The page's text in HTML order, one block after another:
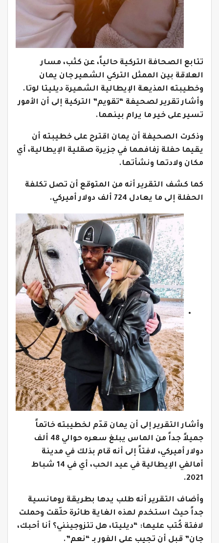
تتابع الصحافة التركية حالياً، عن كثب، مسار
العلاقة بين الممثل التركي الشهير جان يمان
وخطيبته المذيعة الإيطالية الشهيرة ديليتا لوتا.
وأشار تقرير لصحيفة “تقويم” التركية إلى أن الأمور
تسير على خير ما يرام بينهما.
وذكرت الصحيفة أن يمان اقترح على خطيبته أن
يقيما حفلة زفافهما في جزيرة صقلية الإيطالية، أي
مكان ولادتها ونشأتها.
كما كشف التقرير أنه من المتوقع أن تصل تكلفة
الحفلة إلى ما يعادل 724 ألف دولار أميركي.
وأشار التقرير إلى أن يمان قدّم لخطيبته خاتماً
جميلاً جداً من الماس يبلغ سعره حوالي 48 ألف
دولار أميركي، لافتاً إلى أنه قام بذلك في مدينة
أمالفي الإيطالية في عيد الحب، أي في 14 شباط
2021.
وأضاف التقرير أنه طلب يدها بطريقة رومانسية
جداً حيث استخدم لهذه الغاية طائرة حلّقت وحملت
لافتة كُتب عليها: “ديليتا، هل تتزوجينني؟ أنا أحبك،
جان” قبل أن تجيب على الفور بـ “نعم”.